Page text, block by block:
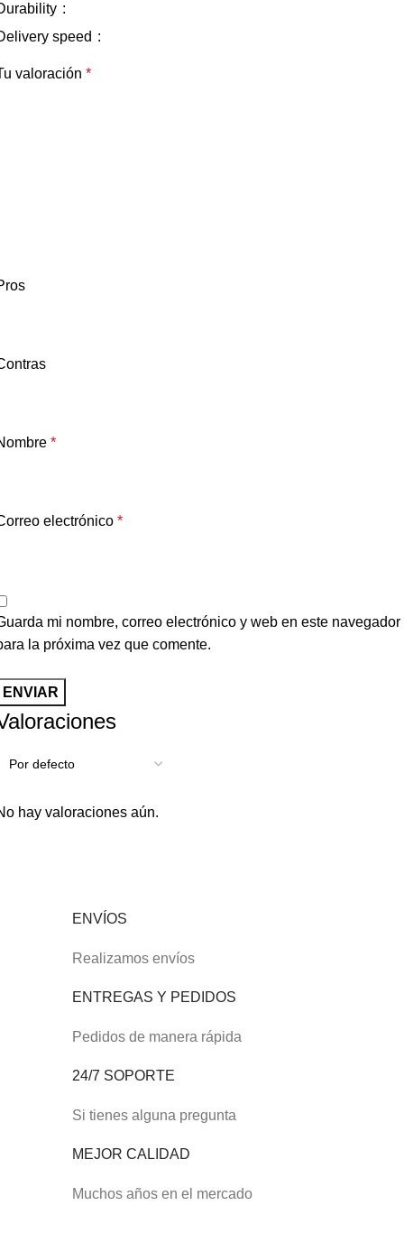
hay valoraciones aún.
speed
valoración *
*
electrónico *
mi nombre, correo electrónico y web en este navegador
la próxima vez que comente.
ENVÍOS
Realizamos envíos
ENTREGAS Y PEDIDOS
Pedidos de manera rápida
24/7 SOPORTE
Si tienes alguna pregunta
MEJOR CALIDAD
Muchos años en el mercado